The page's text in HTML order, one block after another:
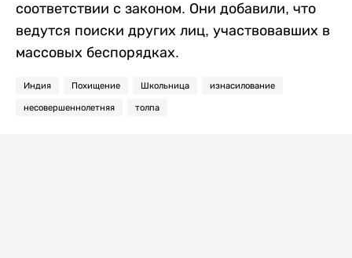
соответствии с законом. Они добавили, что
ведутся поиски других лиц, участвовавших в
массовых беспорядках.
Индия Похищение Школьница изнасилование
несовершеннолетняя толпа